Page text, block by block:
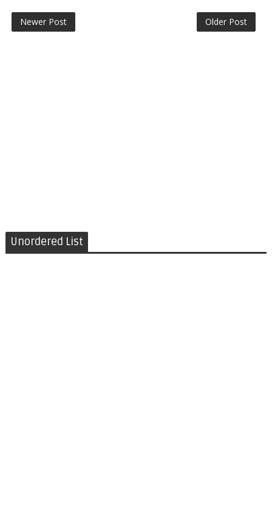
Newer Post Older Post
Unordered List